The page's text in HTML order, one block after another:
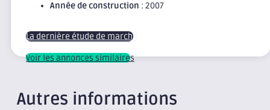
Année de construction : 2007
La dernière étude de marché
Voir les annonces similaires
Autres informations